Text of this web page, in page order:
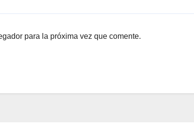
para la próxima vez que comente.